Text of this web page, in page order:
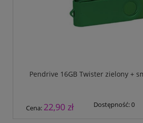
Pendrive 16GB Twister zielony +
Cena: 22,90 zł Dostępność:0